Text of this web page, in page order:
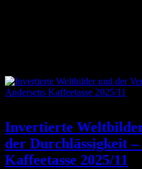
Invertierte
der Durchlässigkeit –
Kaffeetasse 2025/11